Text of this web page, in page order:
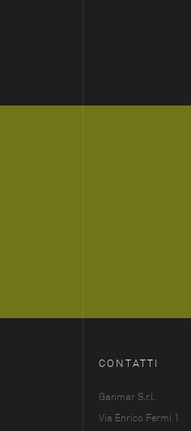
CONTATTI
Ganmar S.r.l.
Via Enrico Fermi 1